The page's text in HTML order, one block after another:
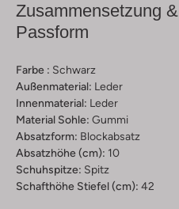
Zusammensetzung &
Passform
Farbe : Schwarz
Außenmaterial: Leder
Innenmaterial: Leder
Material Sohle: Gummi
Absatzform: Blockabsatz
Absatzhöhe (cm): 10
Schuhspitze: Spitz
Schafthöhe Stiefel (cm): 42